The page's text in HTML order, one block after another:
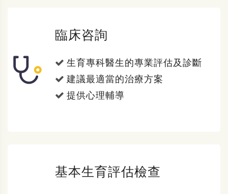
臨床咨詢
生育專科醫生的專業評估及診斷
建議最適當的治療方案
提供心理輔導
基本生育評估檢查